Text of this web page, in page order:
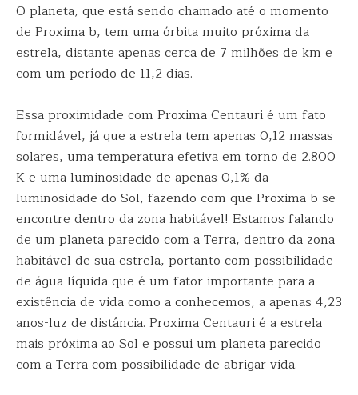
O planeta, que está sendo chamado até o momento
de Proxima b, tem uma órbita muito próxima da
estrela, distante apenas cerca de 7 milhões de km e
com um período de 11,2 dias.
Essa proximidade com Proxima Centauri é um fato
formidável, já que a estrela tem apenas 0,12 massas
solares, uma temperatura efetiva em torno de 2.800
K e uma luminosidade de apenas 0,1% da
luminosidade do Sol, fazendo com que Proxima b se
encontre dentro da zona habitável! Estamos falando
de um planeta parecido com a Terra, dentro da zona
habitável de sua estrela, portanto com possibilidade
de água líquida que é um fator importante para a
existência de vida como a conhecemos, a apenas 4,23
anos-luz de distância. Proxima Centauri é a estrela
mais próxima ao Sol e possui um planeta parecido
com a Terra com possibilidade de abrigar vida.